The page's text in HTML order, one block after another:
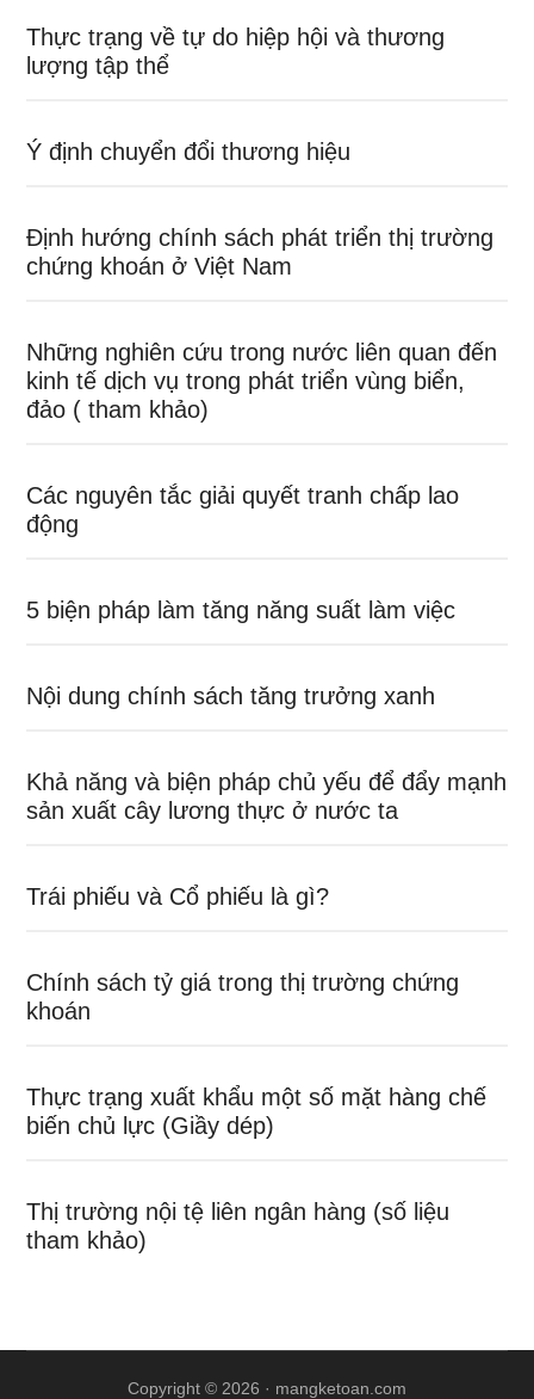
Thực trạng về tự do hiệp hội và thương
lượng tập thể
Ý định chuyển đổi thương hiệu
Định hướng chính sách phát triển thị trường
chứng khoán ở Việt Nam
Những nghiên cứu trong nước liên quan đến
kinh tế dịch vụ trong phát triển vùng biển,
đảo ( tham khảo)
Các nguyên tắc giải quyết tranh chấp lao
động
5 biện pháp làm tăng năng suất làm việc
Nội dung chính sách tăng trưởng xanh
Khả năng và biện pháp chủ yếu để đẩy mạnh
sản xuất cây lương thực ở nước ta
Trái phiếu và Cổ phiếu là gì?
Chính sách tỷ giá trong thị trường chứng
khoán
Thực trạng xuất khẩu một số mặt hàng chế
biến chủ lực (Giầy dép)
Thị trường nội tệ liên ngân hàng (số liệu
tham khảo)
Copyright © 2026 · mangketoan.com